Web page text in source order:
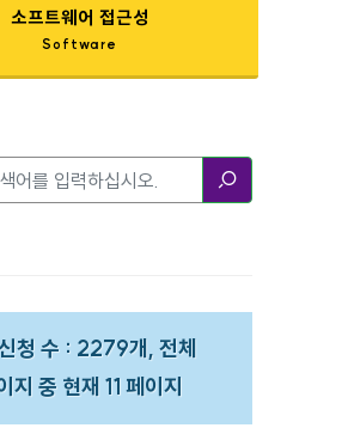
소프트웨어 접근성
Software
청 수 : 2279개, 전체
지 중 현재 11 페이지